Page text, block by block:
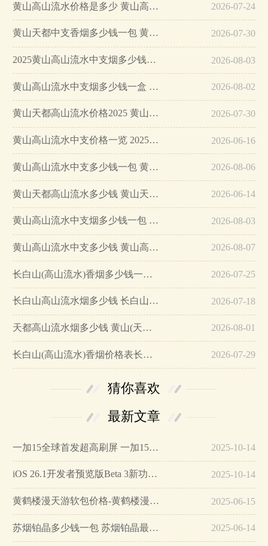
黄山高山流水价格是多少 黄山高山流水香烟价格表和图片一览… 2026-07-24
黄山天都中支香烟多少钱一包 黄山天都高山流水中支… 2026-07-30
2025黄山高山流水中支烟多少钱一盒 黄山高山流水中支口感怎么样… 2026-08-03
黄山高山流水中支烟多少钱一盒 黄山高山流水烟价格表和图片大全… 2026-08-02
黄山天都高山流水价格2025 黄山天都高山流水香烟多少钱一包… 2026-07-30
黄山高山流水中支价格一览 2025黄山高山流水中支图片合集… 2026-06-16
黄山高山流水中支多少钱一包 黄山高山流水中支口感怎么样… 2026-08-06
黄山天都高山流水多少钱 黄山天都高山流水香烟价格介绍… 2026-06-14
黄山高山流水中支烟多少钱一包 黄山高山流水烟价格表图一览… 2026-08-03
黄山高山流水中支多少钱 黄山高山流水中支香烟价格介绍… 2026-08-07
长白山(高山流水)香烟多少钱一包 长白山高山流水价格表和图片… 2026-07-25
长白山高山流水烟多少钱 长白山高山流水价格85元/包… 2026-07-18
天都高山流水烟多少钱 黄山(天都高山流水)香烟价格表图… 2026-08-01
长白山(高山流水)香烟价格表长白山高山流水多少钱… 2026-07-29
猜你喜欢
最新文章
一加15全球首发超高刷屏 一加15参数详细配置… 2025-10-14
iOS 26.1开发者预览版Beta 3新功能详解… 2025-10-14
黄鹤楼漫天游软包价格-黄鹤楼漫天游软包多少钱一盒… 2025-06-15
苏烟铂晶多少钱一包 苏烟铂晶最新价格… 2025-06-14